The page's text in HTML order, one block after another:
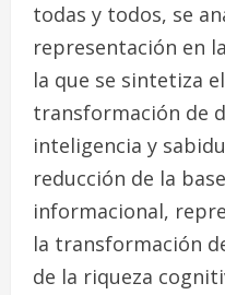
todas y todos, se
representación en
la que se sintetiza
transformación de
inteligencia y
reducción de la
informacional,
la transformación
de la riqueza